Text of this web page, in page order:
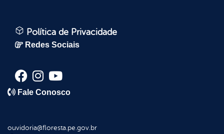
Política de Privacidade
Redes Sociais
Fale Conosco
ouvidoria@floresta.pe.gov.br